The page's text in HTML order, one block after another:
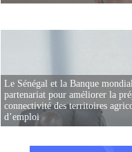
Le Sénégal et la Banque
partenariat pour améliorer la
connectivité des territoires
d’emploi